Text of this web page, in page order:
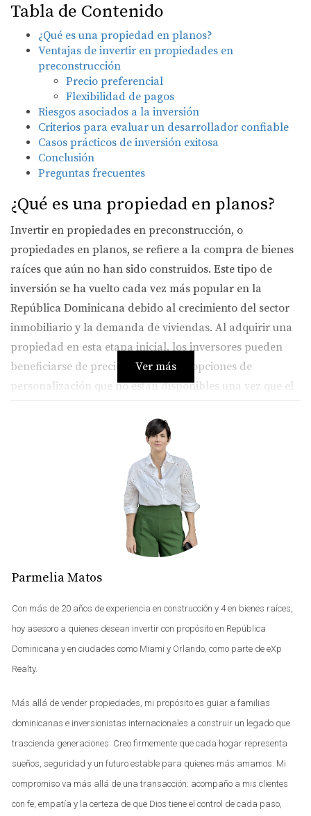
Tabla de Contenido
¿Qué es una propiedad en planos?
Ventajas de invertir en propiedades en
preconstrucción
Precio preferencial
Flexibilidad de pagos
Riesgos asociados a la inversión
Criterios para evaluar un desarrollador confiable
Casos prácticos de inversión exitosa
Conclusión
Preguntas frecuentes
¿Qué es una propiedad en planos?
Invertir en propiedades en preconstrucción, o
propiedades en planos, se refiere a la compra de bienes
raíces que aún no han sido construidos. Este tipo de
inversión se ha vuelto cada vez más popular en la
República Dominicana debido al crecimiento del sector
inmobiliario y la demanda de viviendas. Al adquirir una
propiedad en esta etapa inicial, los inversores pueden
beneficiarse de precios más bajos y opciones de
personalización que no están disponibles una vez que el
Ventajas de invertir en propiedades
en preconstrucción
Las propiedades en preconstrucción ofrecen varias
ventajas que pueden hacer que esta opción sea atractiva
para muchos inversores.
Precio preferencial
Una de las principales ventajas de invertir en
comprar antes de que se inicie la construcción, los
compradores suelen obtener descuentos significativos.
Esto puede resultar en un retorno sobre la inversión
considerable cuando el proyecto se complete y los
Flexibilidad de pagos
Otra ventaja notable es la flexibilidad en los planes de
pago. Muchos desarrolladores ofrecen opciones que
permiten a los compradores pagar una parte del costo
total durante la construcción, lo que facilita la inversión
Ver más
Parmelia Matos
Con más de 20 años de experiencia en construcción y 4 en bienes raíces,
hoy asesoro a quienes desean invertir con propósito en República
Dominicana y en ciudades como Miami y Orlando, como parte de eXp
Realty.
Más allá de vender propiedades, mi propósito es guiar a familias
dominicanas e inversionistas internacionales a construir un legado que
trascienda generaciones. Creo firmemente que cada hogar representa
sueños, seguridad y un futuro estable para quienes más amamos. Mi
compromiso va más allá de una transacción: acompaño a mis clientes
con fe, empatía y la certeza de que Dios tiene el control de cada paso,